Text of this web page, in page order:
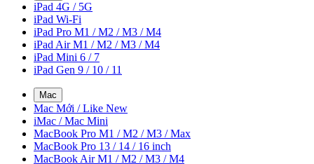
iPad 4G / 5G
iPad Wi-Fi
iPad Pro M1 / M2 / M3 / M4
iPad Air M1 / M2 / M3 / M4
iPad Mini 6 / 7
iPad Gen 9 / 10 / 11
Mac
Mac Mới / Like New
iMac / Mac Mini
MacBook Pro M1 / M2 / M3 / Max
MacBook Pro 13 / 14 / 16 inch
MacBook Air M1 / M2 / M3 / M4